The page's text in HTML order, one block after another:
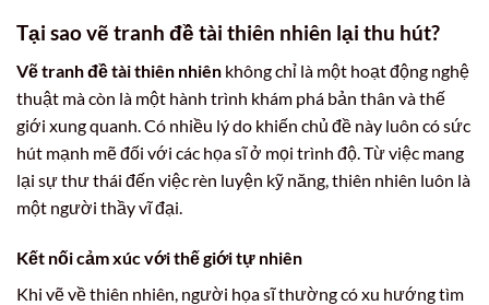
Tại sao vẽ tranh đề tài thiên nhiên lại thu hút?
Vẽ tranh đề tài thiên nhiên không chỉ là một hoạt động nghệ
thuật mà còn là một hành trình khám phá bản thân và thế
giới xung quanh. Có nhiều lý do khiến chủ đề này luôn có sức
hút mạnh mẽ đối với các họa sĩ ở mọi trình độ. Từ việc mang
lại sự thư thái đến việc rèn luyện kỹ năng, thiên nhiên luôn là
một người thầy vĩ đại.
Kết nối cảm xúc với thế giới tự nhiên
Khi vẽ về thiên nhiên, người họa sĩ thường có xu hướng tìm